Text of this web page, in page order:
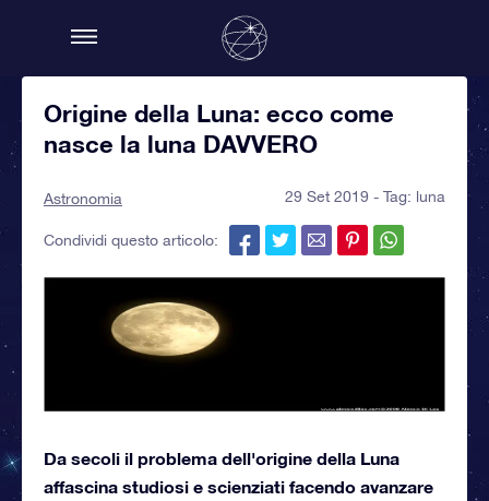
Origine della Luna: ecco come
nasce la luna DAVVERO
Astronomia 29 Set 2019 - Tag: luna
Condividi questo articolo:
Da secoli il problema dell'origine della Luna
affascina studiosi e scienziati facendo avanzare